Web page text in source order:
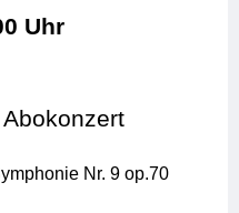
Uhr
Nr. 9 op.70